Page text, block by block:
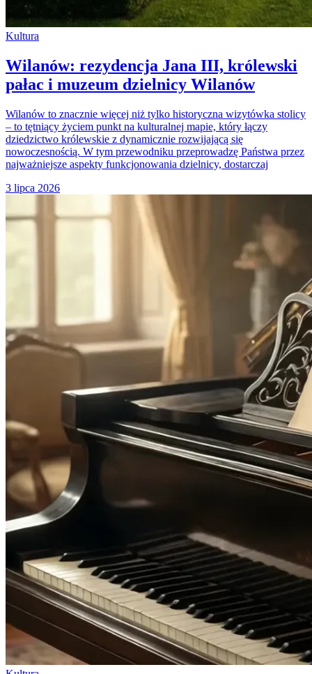
Kultura
Wilanów: rezydencja Jana III, królewski
pałac i muzeum dzielnicy Wilanów
Wilanów to znacznie więcej niż tylko historyczna wizytówka stolicy
– to tętniący życiem punkt na kulturalnej mapie, który łączy
dziedzictwo królewskie z dynamicznie rozwijającą się
nowoczesnością. W tym przewodniku przeprowadzę Państwa przez
najważniejsze aspekty funkcjonowania dzielnicy, dostarczaj
3 lipca 2026